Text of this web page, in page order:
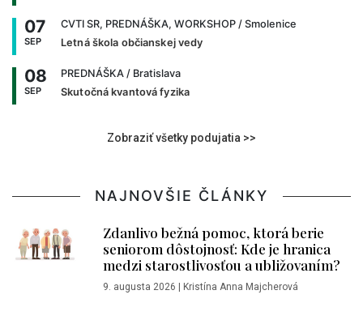
07
SEP
CVTI SR, PREDNÁŠKA, WORKSHOP / Smolenice
Letná škola občianskej vedy
08
SEP
PREDNÁŠKA / Bratislava
Skutočná kvantová fyzika
Zobraziť všetky podujatia >>
NAJNOVŠIE ČLÁNKY
Zdanlivo bežná pomoc, ktorá berie
seniorom dôstojnosť: Kde je hranica
medzi starostlivosťou a ubližovaním?
9. augusta 2026 | Kristína Anna Majcherová